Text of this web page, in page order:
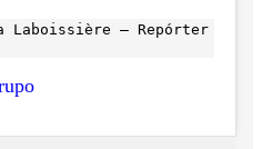
Laboissière – Repórter